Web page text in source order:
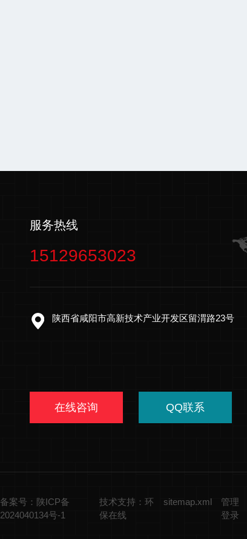
服务热线
15129653023
陕西省咸阳市高新技术产业开发区留渭路23号
在线咨询 QQ联系
备案号：陕ICP备
2024040134号-1
技术支持：环
保在线
sitemap.xml
管理
登录